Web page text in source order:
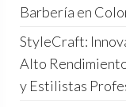
Barbería en
StyleCraft:
Alto
y Estilistas